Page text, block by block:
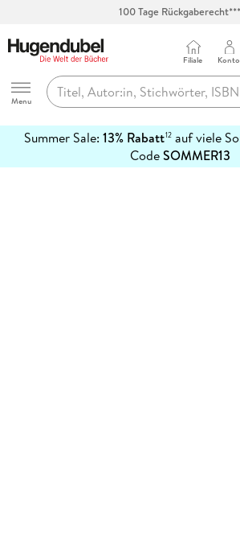
100 Tage Rückgaberecht***
Hugendubel
Menu
Filiale Konto
Summer Sale: 13% Rabatt12auf viele
CodeSOMMER13
erfahren